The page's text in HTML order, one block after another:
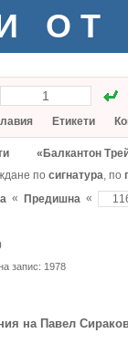
ОТ
Етикети
«Балкантон
по сигнатура, по
« Предишна «
запис: 1978
на Павел